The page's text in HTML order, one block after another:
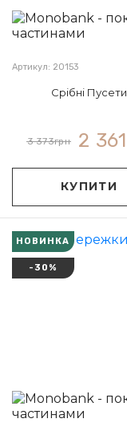
Артикул: 20153
Срібні Пусети
3 373грн 2 361
КУПИТИ
НОВИНКА
-30%